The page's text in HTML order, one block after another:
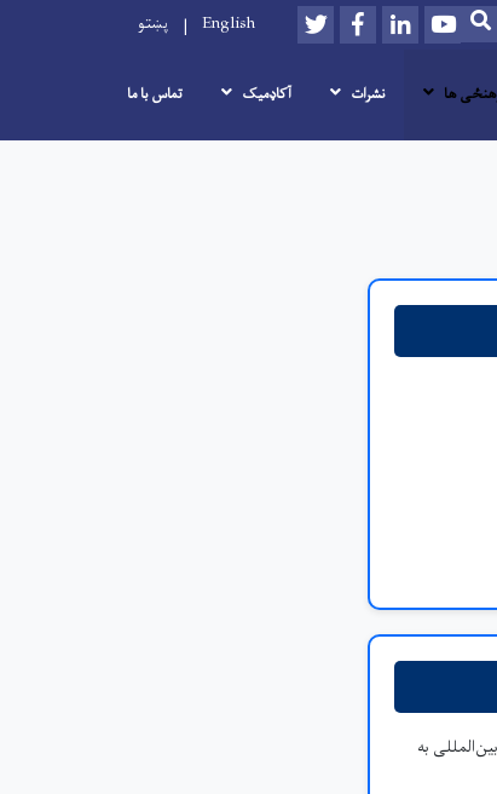
SEARCH
Youtube
LinkedIn
Facebook
Twitter
English پښتو
ها نشرات آکاډمیک تماس با ما
به